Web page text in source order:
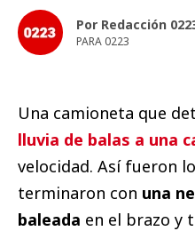
Por Redacción
PARA 0223
Una camioneta que
lluvia de balas a una
velocidad. Así fueron
terminaron con una
baleada en el brazo y